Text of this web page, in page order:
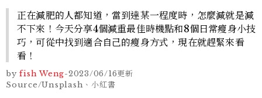
正在減肥的人都知道，當到達某一程度時，怎麼減就是減
不下來！今天分享4個減重最佳時機點和8個日常瘦身小技
巧，可從中找到適合自己的瘦身方式，現在就趕緊來看
看！
by fish Weng-2023/06/16更新
Source/Unsplash、小紅書